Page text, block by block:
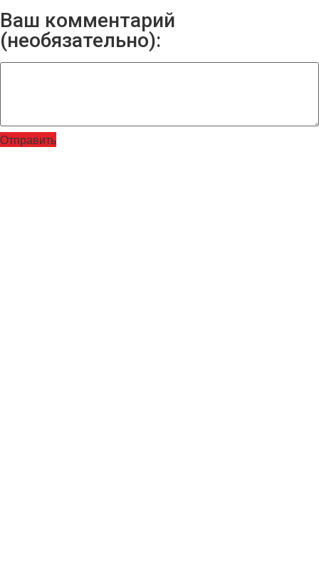
Ваш комментарий
(необязательно):
Отправить